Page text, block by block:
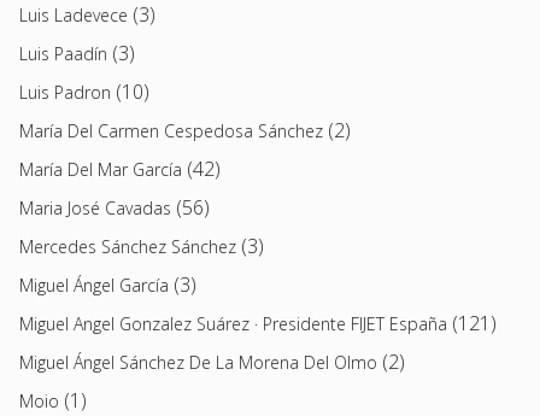
Luis Ladevece (3)
Luis Paadín (3)
Luis Padron (10)
María Del Carmen Cespedosa Sánchez (2)
María Del Mar García (42)
Maria José Cavadas (56)
Mercedes Sánchez Sánchez (3)
Miguel Ángel García (3)
Miguel Angel Gonzalez Suárez · Presidente FIJET España (121)
Miguel Ángel Sánchez De La Morena Del Olmo (2)
Moio (1)